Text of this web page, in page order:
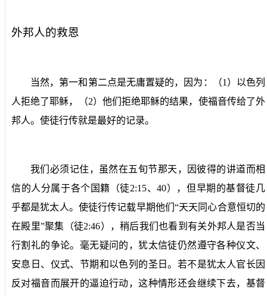
外邦人的救恩
当然，第一和第二点是无庸置疑的，因为：（1 ）以色列
人拒绝了耶稣，（2）他们拒绝耶稣的结果，使福音传给了外
邦人。使徒行传就是最好的记录。
我们必须记住，虽然在五旬节那天，因彼得的讲道而相
信的人分属于各个国籍（徒2:15、40），但早期的基督徒几
乎都是犹太人。使徒行传记载早期他们“天天同心合意恒切的
在殿里”聚集（徒2:46），稍后我们也看到有关外邦人是否当
行割礼的争论。毫无疑问的，犹太信徒仍然遵守各种仪文、
安息日、仪式、节期和以色列的圣日。若不是犹太人官长因
反对福音而展开的逼迫行动，这种情形还会继续下去，基督